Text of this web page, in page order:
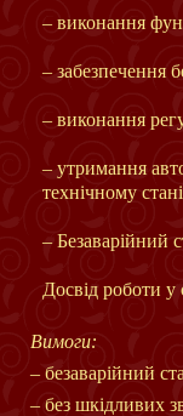
– виконання
– забезпечення
– виконання
– утримання
технічному
– Безаварійний
Досвід роботи у
Вимоги:
– безаварійний
– без шкідливих